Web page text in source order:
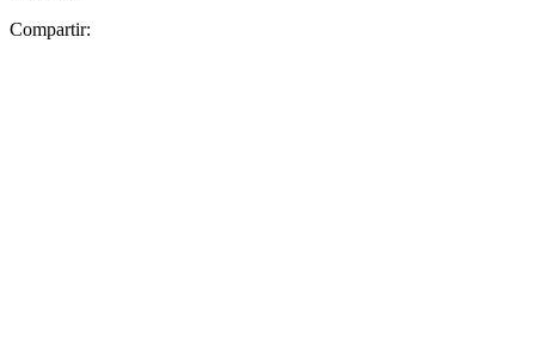
Compartir: